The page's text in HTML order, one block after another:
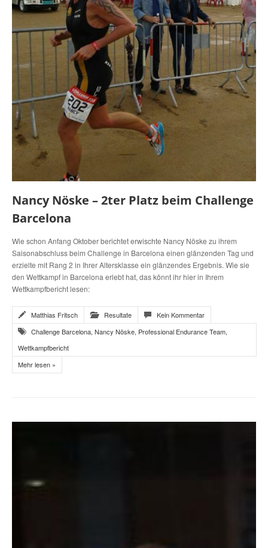
Nancy Nöske – 2ter Platz beim Challenge
Barcelona
Wie schon Anfang Oktober berichtet erwischte Nancy Nöske zu ihrem
Saisonabschluss beim Challenge in Barcelona einen glänzenden Tag und
erzielte mit Rang 2 in Ihrer Altersklasse ein glänzendes Ergebnis. Wie sie
den Wettkampf in Barcelona erlebt hat, das könnt ihr hier in Ihrem
Wettkampfbericht lesen:
Matthias Fritsch Resultate
Kein Kommentar
Challenge Barcelona, Nancy Nöske, Professional Endurance Team,
Wettkampfbericht
Mehr lesen »